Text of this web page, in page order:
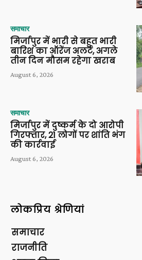
समाचार
मिर्जापुर में भारी से बहुत भारी
बारिश का ऑरेंज अलर्ट, अगले
तीन दिन मौसम रहेगा खराब
August 6, 2026
समाचार
मिर्जापुर में दुष्कर्म के दो आरोपी
गिरफ्तार, 21 लोगों पर शांति भंग
की कार्रवाई
August 6, 2026
लोकप्रिय श्रेणियां
समाचार
राजनीति